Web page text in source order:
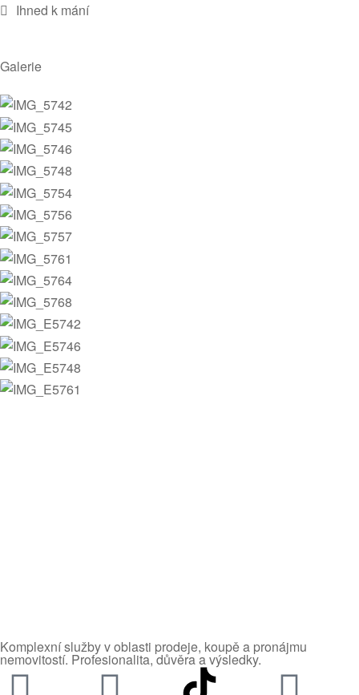
Ihned k mání
Galerie
Komplexní služby v oblasti prodeje, koupě a pronájmu
nemovitostí. Profesionalita, důvěra a výsledky.